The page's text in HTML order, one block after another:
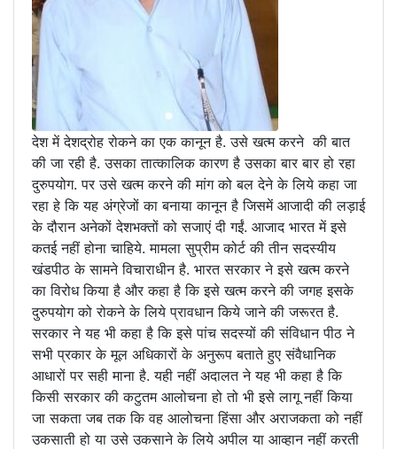
देश में देशद्रोह रोकने का एक कानून है. उसे खत्म करने की बात
की जा रही है. उसका तात्कालिक कारण है उसका बार बार हो रहा
दुरुपयोग. पर उसे खत्म करने की मांग को बल देने के लिये कहा जा
रहा हे कि यह अंग्रेजों का बनाया कानून है जिसमें आजादी की लड़ाई
के दौरान अनेकों देशभक्तों को सजाएं दी गईं. आजाद भारत में इसे
कतई नहीं होना चाहिये. मामला सुप्रीम कोर्ट की तीन सदस्यीय
खंडपीठ के सामने विचाराधीन है. भारत सरकार ने इसे खत्म करने
का विरोध किया है और कहा है कि इसे खत्म करने की जगह इसके
दुरुपयोग को रोकने के लिये प्रावधान किये जाने की जरूरत है.
सरकार ने यह भी कहा है कि इसे पांच सदस्यों की संविधान पीठ ने
सभी प्रकार के मूल अधिकारों के अनुरूप बताते हुए संवैधानिक
आधारों पर सही माना है. यही नहीं अदालत ने यह भी कहा है कि
किसी सरकार की कटुतम आलोचना हो तो भी इसे लागू नहीं किया
जा सकता जब तक कि वह आलोचना हिंसा और अराजकता को नहीं
उकसाती हो या उसे उकसाने के लिये अपील या आव्हान नहीं करती